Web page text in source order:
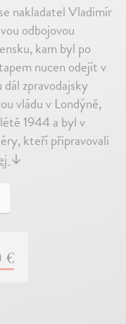
nakladatel Vladimír
odbojovou
kam byl po
nucen odejít v
zpravodajsky
vládu v Londýně,
1944 a byl v
kteří připravovali
↓
€